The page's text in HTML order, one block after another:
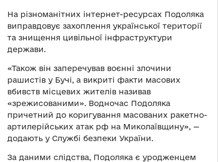
На різноманітних інтернет-ресурсах Подоляка
виправдовує захоплення української території
та знищення цивільної інфраструктури
держави.
«Також він заперечував воєнні злочини
рашистів у Бучі, а викриті факти масових
вбивств місцевих жителів називав
«зрежисованими». Водночас Подоляка
причетний до коригування масованих ракетно-
артилерійських атак рф на Миколаївщину», —
додають у Службі безпеки України.
За даними слідства, Подоляка є уродженцем